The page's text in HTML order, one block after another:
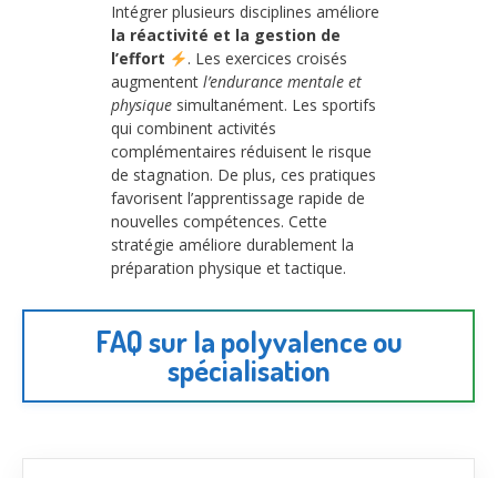
Intégrer plusieurs disciplines améliore
la réactivité et la gestion de
l’effort
. Les exercices croisés
augmentent l’endurance mentale et
physique simultanément. Les sportifs
qui combinent activités
complémentaires réduisent le risque
de stagnation. De plus, ces pratiques
favorisent l’apprentissage rapide de
nouvelles compétences. Cette
stratégie améliore durablement la
préparation physique et tactique.
FAQ sur la polyvalence ou
spécialisation